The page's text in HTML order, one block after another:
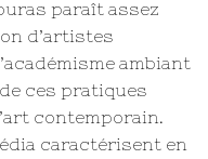
paraît assez
d’artistes
ambiant
ces pratiques
contemporain.
caractérisent en